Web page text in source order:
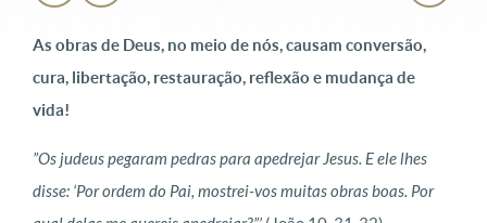
As obras de Deus, no meio de nós, causam conversão,
cura, libertação, restauração, reflexão e mudança de
vida!
”Os judeus pegaram pedras para apedrejar Jesus. E ele lhes
disse: ‘Por ordem do Pai, mostrei-vos muitas obras boas. Por